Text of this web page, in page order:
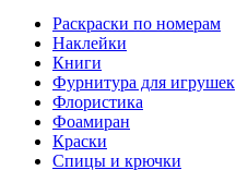
Раскраски по номерам
Наклейки
Книги
Фурнитура для игрушек
Флористика
Фоамиран
Краски
Спицы и крючки